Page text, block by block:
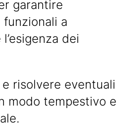
garantire
funzionali a
dei
risolvere eventuali
modo tempestivo e